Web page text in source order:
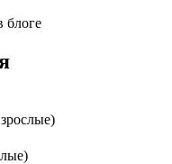
блоге